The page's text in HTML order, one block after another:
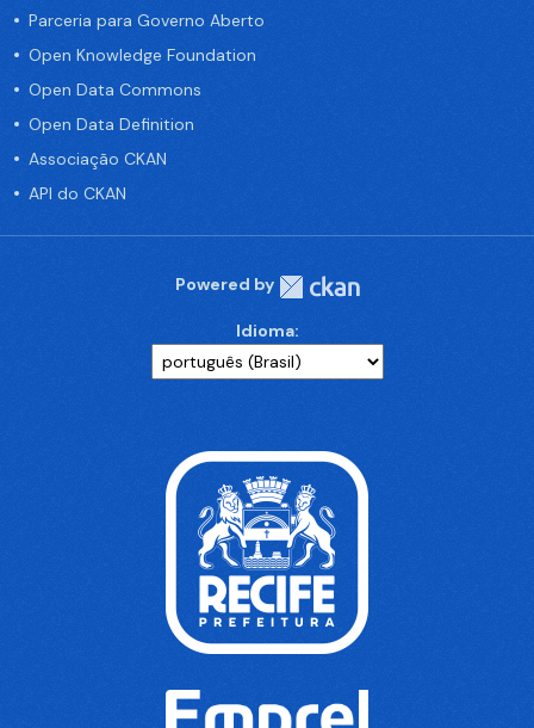
Parceria para Governo Aberto
Open Knowledge Foundation
Open Data Commons
Open Data Definition
Associação CKAN
API do CKAN
Powered by
Idioma